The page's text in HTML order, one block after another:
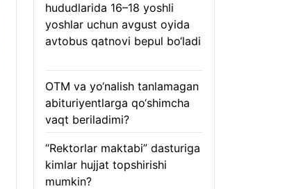
hududlarida 16–18 yoshli
yoshlar uchun avgust oyida
avtobus qatnovi bepul bo‘ladi
OTM va yo‘nalish tanlamagan
abituriyentlarga qo‘shimcha
vaqt beriladimi?
“Rektorlar maktabi” dasturiga
kimlar hujjat topshirishi
mumkin?